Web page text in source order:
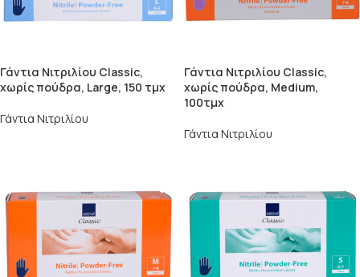
Γάντια Νιτριλίου Classic,
χωρίς πούδρα, Large, 150 τμχ
Γάντια Νιτριλίου
Γάντια Νιτριλίου Classic,
χωρίς πούδρα, Medium,
100τμχ
Γάντια Νιτριλίου